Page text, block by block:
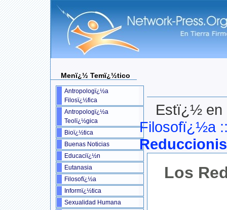
Menï¿½ Temï¿½tico
Antropologï¿½a
Filosï¿½fica
Antropologï¿½a
Teolï¿½gica
Bioï¿½tica
Buenas Noticias
Educaciï¿½n
Eutanasia
Filosofï¿½a
Informï¿½tica
Sexualidad Humana
Estï¿½ en
Filosofï¿½a
Los